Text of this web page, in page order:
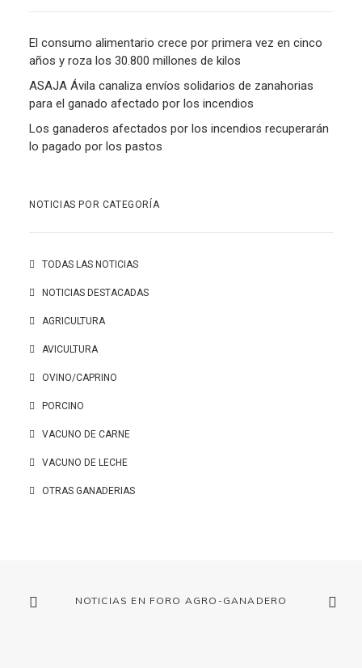
El consumo alimentario crece por primera vez en cinco
años y roza los 30.800 millones de kilos
ASAJA Ávila canaliza envíos solidarios de zanahorias
para el ganado afectado por los incendios
Los ganaderos afectados por los incendios recuperarán
lo pagado por los pastos
NOTICIAS POR CATEGORÍA
TODAS LAS NOTICIAS
NOTICIAS DESTACADAS
AGRICULTURA
AVICULTURA
OVINO/CAPRINO
PORCINO
VACUNO DE CARNE
VACUNO DE LECHE
OTRAS GANADERIAS
NOTICIAS EN FORO AGRO-GANADERO